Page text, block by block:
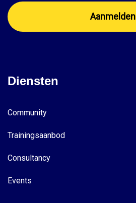
Diensten
Community
Trainingsaanbod
Consultancy
Events